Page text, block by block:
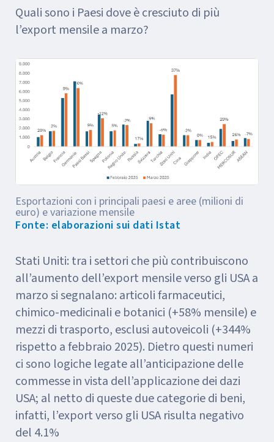
Quali sono i Paesi dove è cresciuto di più
l’export mensile a marzo?
Esportazioni con i principali paesi e aree (milioni di
euro) e variazione mensile
Fonte: elaborazioni sui dati Istat
Stati Uniti: tra i settori che più contribuiscono
all’aumento dell’export mensile verso gli USA a
marzo si segnalano: articoli farmaceutici,
chimico-medicinali e botanici (+58% mensile) e
mezzi di trasporto, esclusi autoveicoli (+344%
rispetto a febbraio 2025). Dietro questi numeri
ci sono logiche legate all’anticipazione delle
commesse in vista dell’applicazione dei dazi
USA; al netto di queste due categorie di beni,
infatti, l’export verso gli USA risulta negativo
del 4.1%